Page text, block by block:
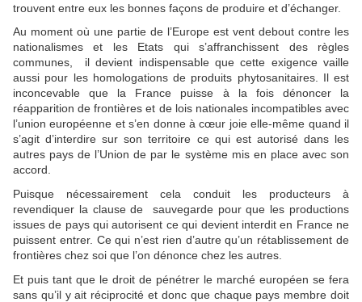
trouvent entre eux les bonnes façons de produire et d’échanger.
Au moment où une partie de l’Europe est vent debout contre les
nationalismes et les Etats qui s’affranchissent des règles
communes, il devient indispensable que cette exigence vaille
aussi pour les homologations de produits phytosanitaires. Il est
inconcevable que la France puisse à la fois dénoncer la
réapparition de frontières et de lois nationales incompatibles avec
l’union européenne et s’en donne à cœur joie elle-même quand il
s’agit d’interdire sur son territoire ce qui est autorisé dans les
autres pays de l’Union de par le système mis en place avec son
accord.
Puisque nécessairement cela conduit les producteurs à
revendiquer la clause de sauvegarde pour que les productions
issues de pays qui autorisent ce qui devient interdit en France ne
puissent entrer. Ce qui n’est rien d’autre qu’un rétablissement de
frontières chez soi que l’on dénonce chez les autres.
Et puis tant que le droit de pénétrer le marché européen se fera
sans qu’il y ait réciprocité et donc que chaque pays membre doit